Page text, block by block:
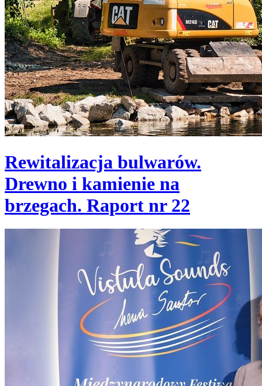
Rewitalizacja bulwarów.
Drewno i kamienie na
brzegach. Raport nr 22